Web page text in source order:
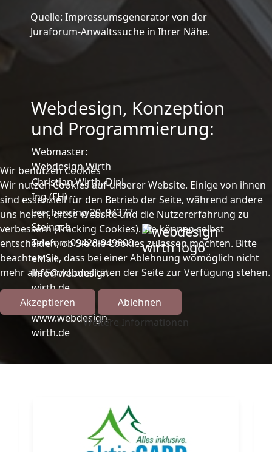
Quelle: Impressumsgeneratorvon der
Juraforum-Anwaltssuchein Ihrer Nähe.
Webdesign, Konzeption
und Programmierung:
Webmaster:
Webdesign Wirth
Christian Wirth, Dipl.-
Ing.(FH)
Lerchenring 20, 94377
Steinach
Telefon: 09428-949800
eMail:
info@webdesign-
wirth.de
Internet:
www.webdesign-
wirth.de
Wir benutzen Cookies
Wir nutzen Cookies auf unserer Website. Einige von ihnen
sind essenziell für den Betrieb der Seite, während andere
uns helfen, diese Website und die Nutzererfahrung zu
verbessern (Tracking Cookies). Sie können selbst
entscheiden, ob Sie die Cookies zulassen möchten. Bitte
beachten Sie, dass bei einer Ablehnung womöglich nicht
mehr alle Funktionalitäten der Seite zur Verfügung stehen.
Akzeptieren
Ablehnen
Weitere Informationen